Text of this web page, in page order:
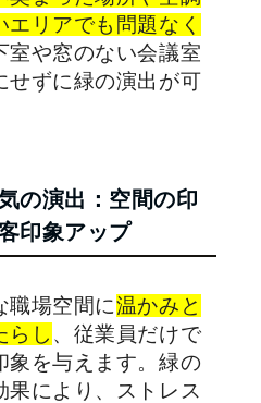
リアでも問題なく
室や窓のない会議室
せずに緑の演出が可
の演出：空間の印
印象アップ
職場空間に温かみと
らし 、従業員だけで
象を与えます。緑の
により、ストレス